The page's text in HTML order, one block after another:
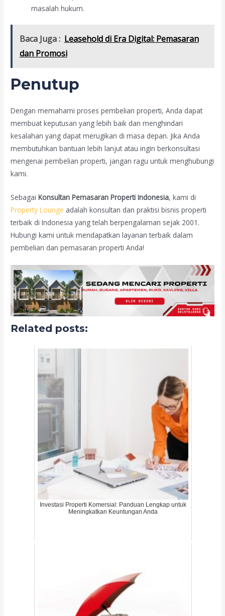
masalah hukum.
Baca Juga : Leasehold di Era Digital: Pemasaran
dan Promosi
Penutup
Dengan memahami proses pembelian properti, Anda dapat
membuat keputusan yang lebih baik dan menghindari
kesalahan yang dapat merugikan di masa depan. Jika Anda
membutuhkan bantuan lebih lanjut atau ingin berkonsultasi
mengenai pembelian properti, jangan ragu untuk menghubungi
kami.
SebagaiKonsultan Pemasaran Properti Indonesia, kami di
Property Lounge adalah konsultan dan praktisi bisnis properti
terbaik di Indonesia yang telah berpengalaman sejak 2001.
Hubungi kami untuk mendapatkan layanan terbaik dalam
pembelian dan pemasaran properti Anda!
Related posts:
Investasi Properti Komersial: Panduan Lengkap untuk
Meningkatkan Keuntungan Anda